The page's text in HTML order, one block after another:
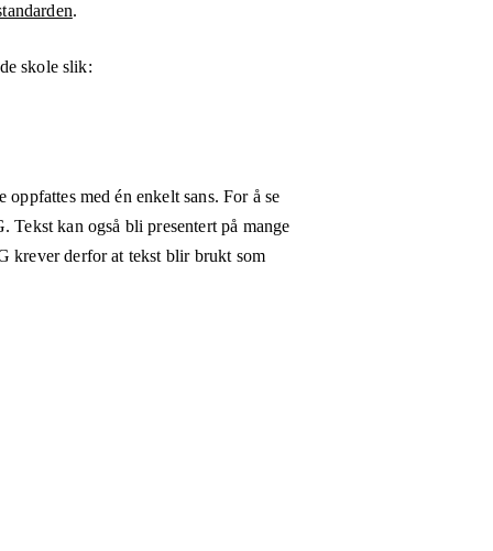
.
skoleslik:
med én enkelt sans. For å se
kan også bli presentert på mange
krever derfor at tekst blir brukt som